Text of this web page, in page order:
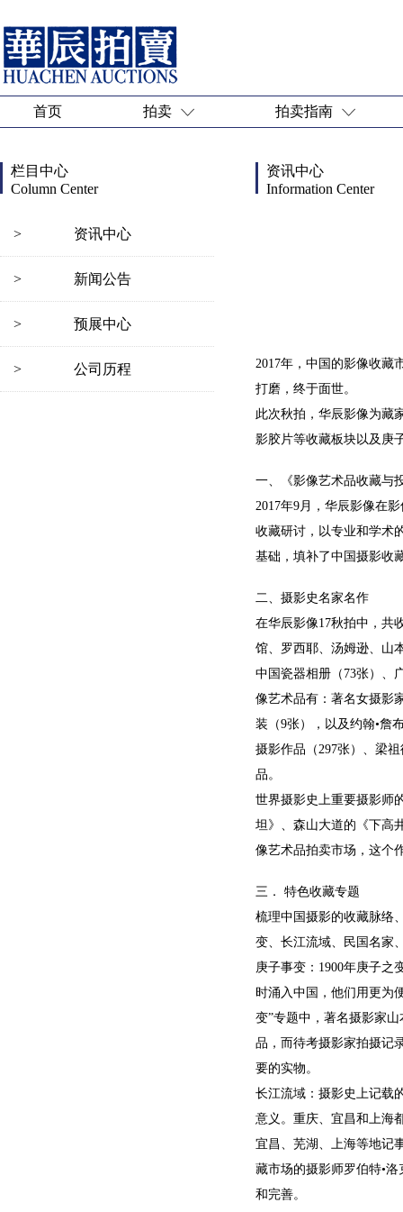
首页 拍卖 拍卖指南
栏目中心
Column Center
> 资讯中心
> 新闻公告
> 预展中心
> 公司历程
资讯中心
Information Center
2017年，中国的影像收藏
打磨，终于面世。
此次秋拍，华辰影像为藏
影胶片等收藏板块以及庚
一、《影像艺术品收藏与
2017年9月，华辰影像在
收藏研讨，以专业和学术
基础，填补了中国摄影收
二、摄影史名家名作
在华辰影像17秋拍中，共
馆、罗西耶、汤姆逊、山
中国瓷器相册（73张）、
像艺术品有：著名女摄影
装（9张），以及约翰•詹
摄影作品（297张）、梁
品。
世界摄影史上重要摄影师
坦》、森山大道的《下高
像艺术品拍卖市场，这个
三． 特色收藏专题
梳理中国摄影的收藏脉络
变、长江流域、民国名家
庚子事变：1900年庚子之
时涌入中国，他们用更为
变”专题中，著名摄影家
品，而待考摄影家拍摄记
要的实物。
长江流域：摄影史上记载
意义。重庆、宜昌和上海
宜昌、芜湖、上海等地记
藏市场的摄影师罗伯特•
和完善。